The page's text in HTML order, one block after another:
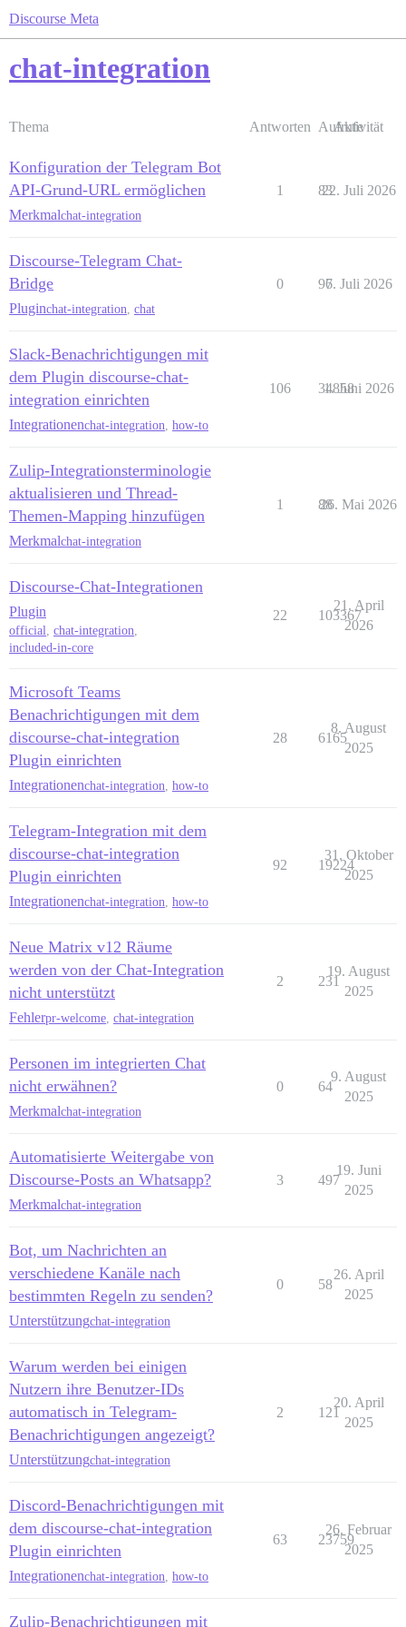
Discourse Meta
chat-integration
Thema Antworten Aufrufe
Aktivität
Konfiguration der Telegram Bot
API-Grund-URL ermöglichen
Merkmalchat-integration
1 83
22. Juli 2026
Discourse-Telegram Chat-
Bridge
Pluginchat-integration chat
0 967. Juli 2026
Slack-Benachrichtigungen mit
dem Plugin discourse-chat-
integration einrichten
Integrationenchat-integration how-to
106 34858
1. Juni 2026
Zulip-Integrationsterminologie
aktualisieren und Thread-
Themen-Mapping hinzufügen
Merkmalchat-integration
1 88
26. Mai 2026
Discourse-Chat-Integrationen
Plugin
official, chat-integration,
included-in-core
22 103367
21. April
2026
Microsoft Teams
Benachrichtigungen mit dem
discourse-chat-integration
Plugin einrichten
Integrationenchat-integration how-to
28 6165
8. August
2025
Telegram-Integration mit dem
discourse-chat-integration
Plugin einrichten
Integrationenchat-integration how-to
92 19224
31. Oktober
2025
Neue Matrix v12 Räume
werden von der Chat-Integration
nicht unterstützt
Fehlerpr-welcome chat-integration
2 231
19. August
2025
Personen im integrierten Chat
nicht erwähnen?
Merkmalchat-integration
0 64
9. August
2025
Automatisierte Weitergabe von
Discourse-Posts an Whatsapp?
Merkmalchat-integration
3 497
19. Juni
2025
Bot, um Nachrichten an
verschiedene Kanäle nach
bestimmten Regeln zu senden?
Unterstützungchat-integration
0 58
26. April
2025
Warum werden bei einigen
Nutzern ihre Benutzer-IDs
automatisch in Telegram-
Benachrichtigungen angezeigt?
Unterstützungchat-integration
2 121
20. April
2025
Discord-Benachrichtigungen mit
dem discourse-chat-integration
Plugin einrichten
Integrationenchat-integration how-to
63 23759
26. Februar
2025
Zulip-Benachrichtigungen mit